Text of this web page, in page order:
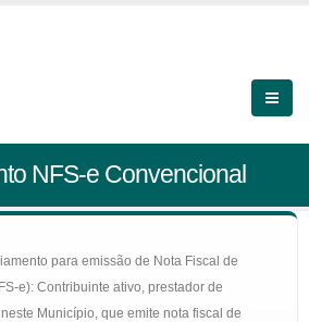
NFS-e Convencional
para emissão de Nota Fiscal de
e): Contribuinte ativo, prestador de
Município, que emite nota fiscal de